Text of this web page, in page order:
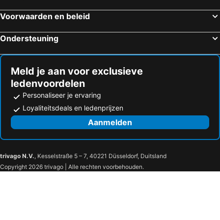
Hotels in Surakarta
Hotels in Buleleng
Hotels in Magelang
Voorwaarden en beleid
Ondersteuning
Meld je aan voor exclusieve
ledenvoordelen
Personaliseer je ervaring
Loyaliteitsdeals en ledenprijzen
Aanmelden
trivago N.V., Kesselstraße 5 – 7, 40221 Düsseldorf, Duitsland
Copyright 2026 trivago | Alle rechten voorbehouden.